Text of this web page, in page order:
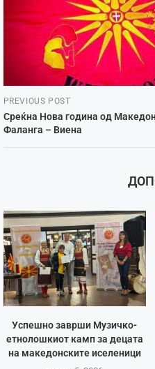
PREVIOUS POST
Среќна Нова година од
Фаланга – Виена
Успешно заврши Музичко-
етнолошкиот камп за децата
на македонските иселеници